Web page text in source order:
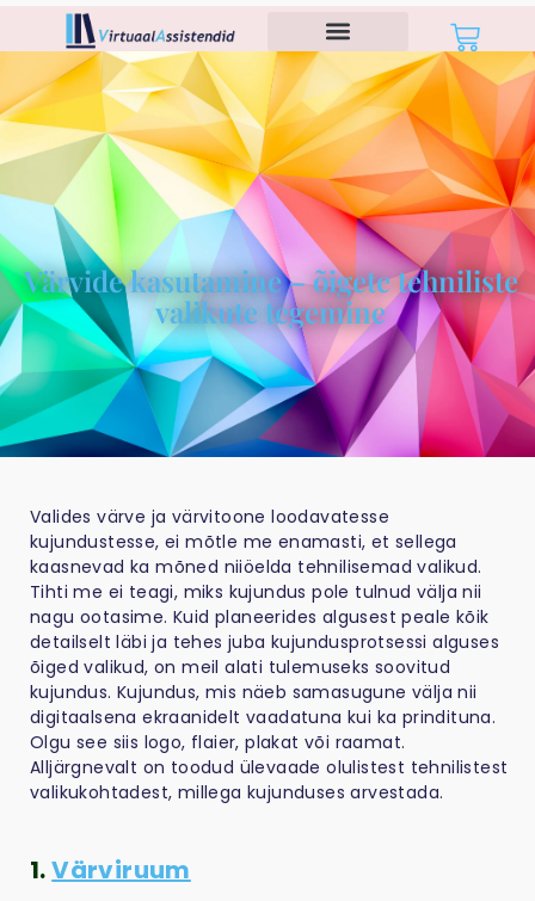
Värvide kasutamine – õigete tehniliste
valikute tegemine
Valides värve ja värvitoone loodavatesse
kujundustesse, ei mõtle me enamasti, et sellega
kaasnevad ka mõned niiöelda tehnilisemad valikud.
Tihti me ei teagi, miks kujundus pole tulnud välja nii
nagu ootasime. Kuid planeerides algusest peale kõik
detailselt läbi ja tehes juba kujundusprotsessi alguses
õiged valikud, on meil alati tulemuseks soovitud
kujundus. Kujundus, mis näeb samasugune välja nii
digitaalsena ekraanidelt vaadatuna kui ka prindituna.
Olgu see siis logo, flaier, plakat või raamat.
Alljärgnevalt on toodud ülevaade olulistest tehnilistest
valikukohtadest, millega kujunduses arvestada.
1.Värviruum